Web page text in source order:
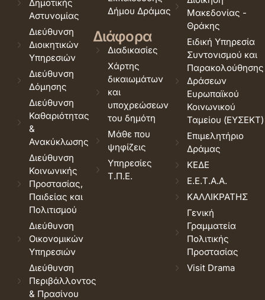
Δημοτικής
Αστυνομίας
Διεύθυνση
Διοικητικών
Υπηρεσιών
Διεύθυνση
Δόμησης
Διεύθυνση
Καθαριότητας
&
Ανακύκλωσης
Διεύθυνση
Κοινωνικής
Προστασίας,
Παιδείας και
Πολιτισμού
Διεύθυνση
Οικονομικών
Υπηρεσιών
Διεύθυνση
Περιβάλλοντος
& Πρασίνου
Δήμου Δράμας
Διάφορα
Διαδικασίες
Χάρτης
δικαιωμάτων
και
υποχρεώσεων
του δημότη
Μάθε που
ψηφίζεις
Υπηρεσίες
Τ.Π.Ε.
Μακεδονίας -
Θράκης
Ειδική Υπηρεσία
Συντονισμού και
Παρακολούθησης
Δράσεων
Ευρωπαϊκού
Κοινωνικού
Ταμείου (ΕΥΣΕΚΤ)
Επιμελητήριο
Δράμας
ΚΕΔΕ
Ε.Ε.Τ.Α.Α.
ΚΑΛΛΙΚΡΑΤΗΣ
Γενική
Γραμματεία
Πολιτικής
Προστασίας
Visit Drama